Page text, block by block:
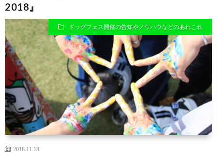
2018』
ドッグフェス開催の告知やノウハウなどのあれこれ
2018.11.18